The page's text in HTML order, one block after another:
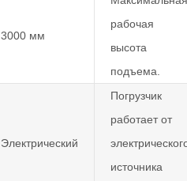
3000 мм
рабочая
высота
подъема.
Электрический
Погрузчик
работает от
источника